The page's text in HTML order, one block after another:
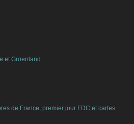
et Groenland
de France, premier jour FDC et cartes